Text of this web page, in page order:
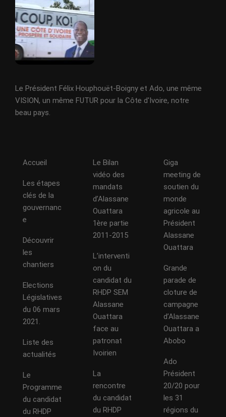
Le Président Félix Houphouët-Boigny et Ado, une même
VISION, un même FUTUR pour la Côte d'Ivoire, notre
beau pays.
Accueil
Les étapes
clés de la
gouvernanc
e
Découvrir
les
chantiers
Elections
Législatives
du 06 mars
2021.
Liste des
actualités
Le
Programme
du candidat
du RHDP
Le Bilan
vidéo des
mandats
d’Alassane
Ouattara
1ère partie
2011-2015
L’interventi
on du
candidat du
RHDP SEM
Alassane
Ouattara
face au
patronat
Ivoirien
La
rencontre
du candidat
du RHDP
Giga
meeting de
soutien du
monde
agricole au
Président
Alassane
Ouattara
Grande
parade de
cloture de
campagne
d’Alassane
Ouattara a
Abobo
Ado
Président
20/20 pour
les 31
régions du